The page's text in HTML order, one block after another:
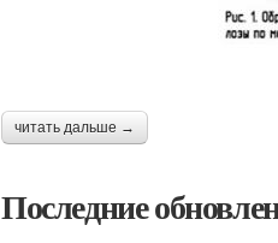
читать дальше →
Последние